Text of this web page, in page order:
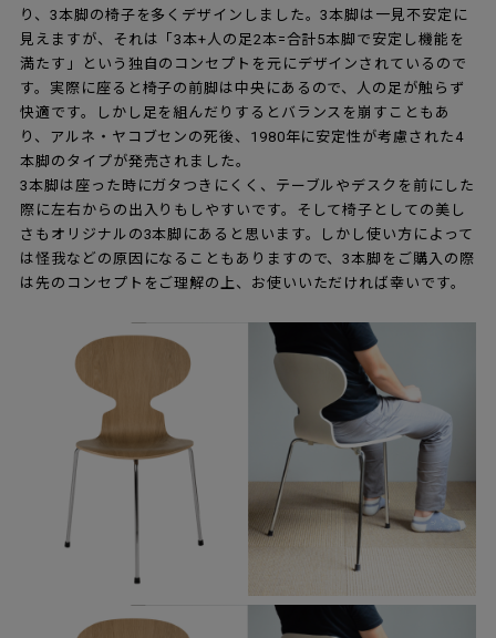
り、3本脚の椅子を多くデザインしました。3本脚は一見不安定に
見えますが、それは「3本+人の足2本=合計5本脚で安定し機能を
満たす」という独自のコンセプトを元にデザインされているので
す。実際に座ると椅子の前脚は中央にあるので、人の足が触らず
快適です。しかし足を組んだりするとバランスを崩すこともあ
り、アルネ・ヤコブセンの死後、1980年に安定性が考慮された4
本脚のタイプが発売されました。
3本脚は座った時にガタつきにくく、テーブルやデスクを前にした
際に左右からの出入りもしやすいです。そして椅子としての美し
さもオリジナルの3本脚にあると思います。しかし使い方によって
は怪我などの原因になることもありますので、3本脚をご購入の際
は先のコンセプトをご理解の上、お使いいただければ幸いです。